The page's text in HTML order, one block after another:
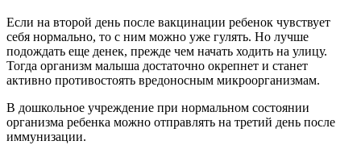
Если на второй день после вакцинации ребенок чувствует
себя нормально, то с ним можно уже гулять. Но лучше
подождать еще денек, прежде чем начать ходить на улицу.
Тогда организм малыша достаточно окрепнет и станет
активно противостоять вредоносным микроорганизмам.
В дошкольное учреждение при нормальном состоянии
организма ребенка можно отправлять на третий день после
иммунизации.